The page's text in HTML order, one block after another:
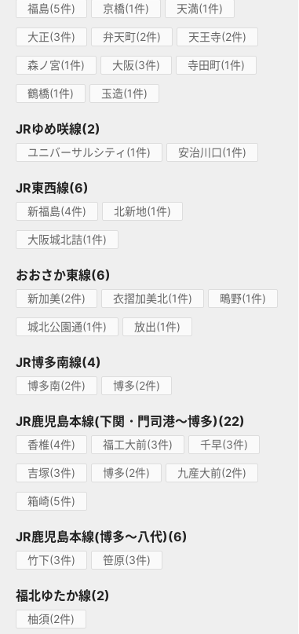
福島(5件) 京橋(1件) 天満(1件)
大正(3件) 弁天町(2件) 天王寺(2件)
森ノ宮(1件) 大阪(3件) 寺田町(1件)
鶴橋(1件) 玉造(1件)
JRゆめ咲線(2)
ユニバーサルシティ(1件) 安治川口(1件)
JR東西線(6)
新福島(4件) 北新地(1件)
大阪城北詰(1件)
おおさか東線(6)
新加美(2件) 衣摺加美北(1件) 鴫野(1件)
城北公園通(1件) 放出(1件)
JR博多南線(4)
博多南(2件) 博多(2件)
JR鹿児島本線(下関・門司港～博多)(22)
香椎(4件) 福工大前(3件) 千早(3件)
吉塚(3件) 博多(2件) 九産大前(2件)
箱崎(5件)
JR鹿児島本線(博多～八代)(6)
竹下(3件) 笹原(3件)
福北ゆたか線(2)
柚須(2件)